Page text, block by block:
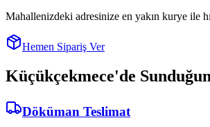
Mahallenizdeki adresinize en yakın kurye ile
Hemen Sipariş Ver
Küçükçekmece'de
Döküman Teslimat